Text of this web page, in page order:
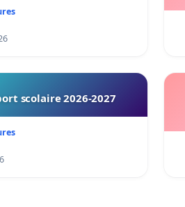
scolaire 2026-2027